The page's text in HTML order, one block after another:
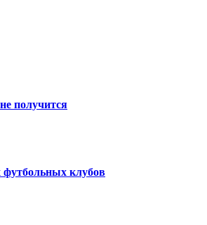
получится
футбольных клубов